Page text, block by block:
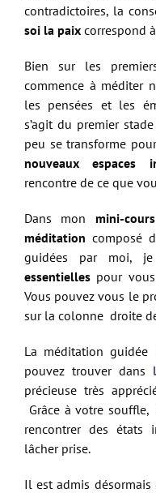
contradictoires, la
soi la paix correspond
Bien sur les
commence à méditer
les pensées et les
s’agit du premier
peu se transforme
nouveaux espaces
rencontre de ce que
Dans mon mini-
méditation composé
guidées par moi,
essentielles pour
Vous pouvez vous le
sur la colonne droite
La méditation guidée
pouvez trouver dans
précieuse très
Grâce à votre
rencontrer des états
lâcher prise.
Il est admis